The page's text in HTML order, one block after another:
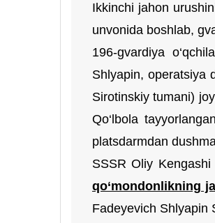
Ikkinchi jahon
unvonida boshlab,
196-gvardiya
Shlyapin, operatsiya
Sirotinskiy tumani)
Qo‘lbola
platsdarmdan
SSSR Oliy
qo‘mondonlikning
Fadeyevich Shlyapin